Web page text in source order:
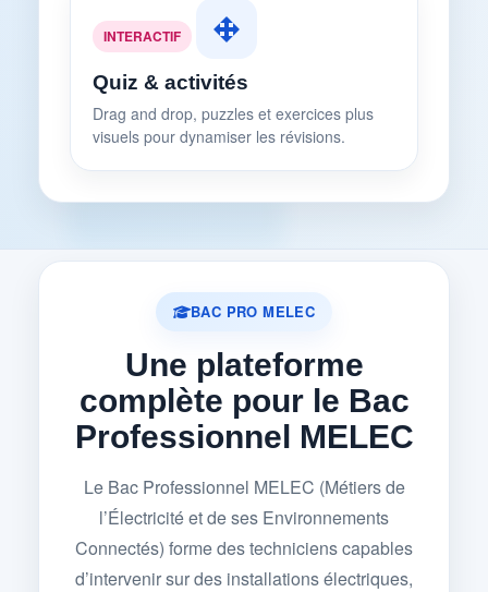
INTERACTIF
Quiz & activités
Drag and drop, puzzles et exercices plus
visuels pour dynamiser les révisions.
BAC PRO MELEC
Une plateforme
complète pour le Bac
Professionnel MELEC
Le Bac Professionnel MELEC (Métiers de
l’Électricité et de ses Environnements
Connectés) forme des techniciens capables
d’intervenir sur des installations électriques,